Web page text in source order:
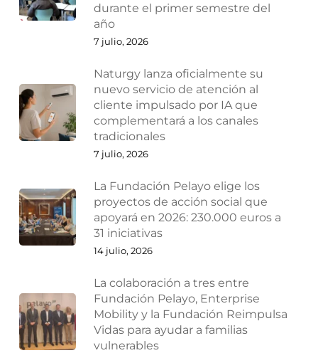
durante el primer semestre del
año
7 julio, 2026
Naturgy lanza oficialmente su
nuevo servicio de atención al
cliente impulsado por IA que
complementará a los canales
tradicionales
7 julio, 2026
La Fundación Pelayo elige los
proyectos de acción social que
apoyará en 2026: 230.000 euros a
31 iniciativas
14 julio, 2026
La colaboración a tres entre
Fundación Pelayo, Enterprise
Mobility y la Fundación Reimpulsa
Vidas para ayudar a familias
vulnerables